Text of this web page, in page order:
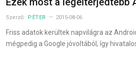
Szerző: PÉTER 2015-08-06
Friss adatok kerültek napvilágra az
mégpedig a Google jóvoltából, így